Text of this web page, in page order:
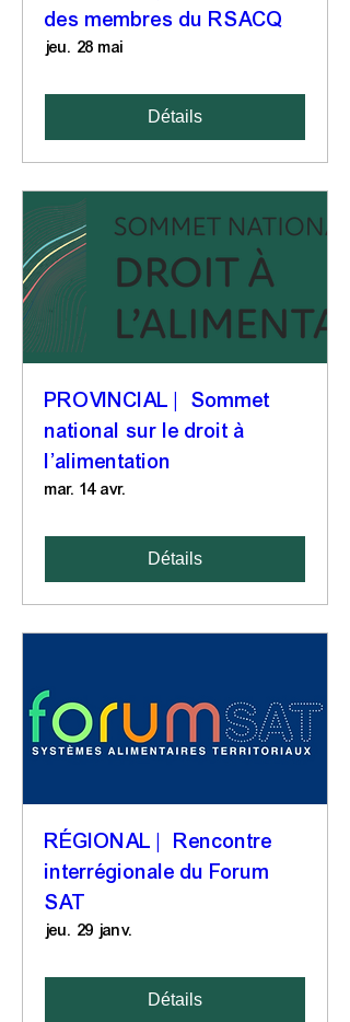
des membres du RSACQ
jeu. 28 mai
Détails
PROVINCIAL | Sommet
national sur le droit à
l’alimentation
mar. 14 avr.
Détails
RÉGIONAL | Rencontre
interrégionale du Forum
SAT
jeu. 29 janv.
Détails